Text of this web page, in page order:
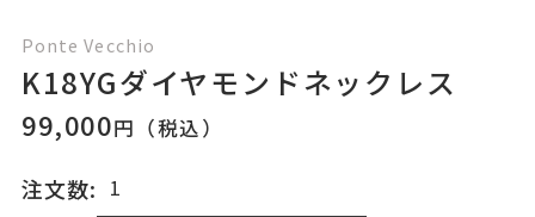
Ponte Vecchio
K18YGダイヤモンドネックレス
99,000円（税込）
注文数: